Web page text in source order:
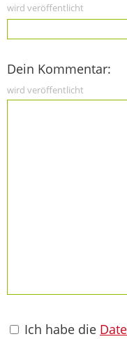
wird veröffentlicht
Dein Kommentar:
wird veröffentlicht
Ich habe die